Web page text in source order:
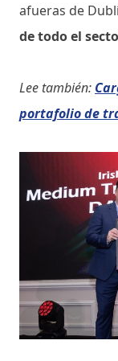
afueras de
de todo el
Lee también:
portafolio de